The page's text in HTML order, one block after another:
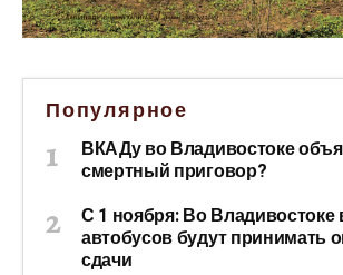
Популярное
ВКАДу во Владивостоке
смертный приговор?
С 1 ноября: Во Владивостоке
автобусов будут принимать
сдачи